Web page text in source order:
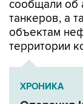
объектам
территории
ХРОНИКА
Операция